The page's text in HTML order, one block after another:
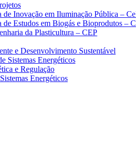
de Inovação em Iluminação Pública –
de Estudos em Biogás e Bioprodutos –
da Plasticultura – CEP
e Desenvolvimento Sustentável
Sistemas Energéticos
e Regulação
Energéticos